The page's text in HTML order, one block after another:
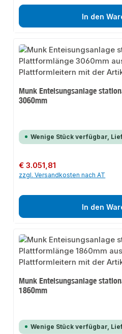
In den
Munk Enteisungsanlage
3060mm
Wenige Stück verfügbar,
Regulärer Preis:
€ 3.051,81
zzgl. Versandkosten nach AT
In den
Munk Enteisungsanlage
1860mm
Wenige Stück verfügbar,